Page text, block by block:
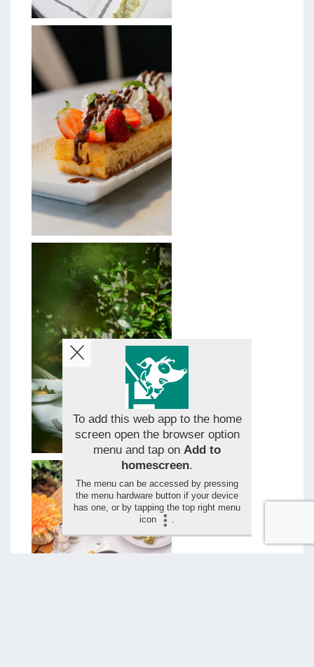
To add this web app to the home
screen open the browser option
menu and tap on Add to
homescreen.
The menu can be accessed by pressing
the menu hardware button if your device
has one, or by tapping the top right menu
icon
.